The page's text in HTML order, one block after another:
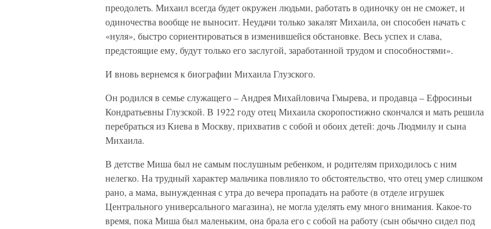
преодолеть. Михаил всегда будет окружен людьми, работать в одиночку он не сможет, и
одиночества вообще не выносит. Неудачи только закалят Михаила, он способен начать с
«нуля», быстро сориентироваться в изменившейся обстановке. Весь успех и слава,
предстоящие ему, будут только его заслугой, заработанной трудом и способностями».
И вновь вернемся к биографии Михаила Глузского.
Он родился в семье служащего – Андрея Михайловича Гмырева, и продавца – Ефросиньи
Кондратьевны Глузской. В 1922 году отец Михаила скоропостижно скончался и мать решила
перебраться из Киева в Москву, прихватив с собой и обоих детей: дочь Людмилу и сына
Михаила.
В детстве Миша был не самым послушным ребенком, и родителям приходилось с ним
нелегко. На трудный характер мальчика повлияло то обстоятельство, что отец умер слишком
рано, а мама, вынужденная с утра до вечера пропадать на работе (в отделе игрушек
Центрального универсального магазина), не могла уделять ему много внимания. Какое-то
время, пока Миша был маленьким, она брала его с собой на работу (сын обычно сидел под